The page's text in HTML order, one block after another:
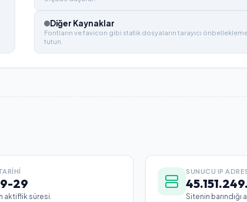
Diğer Kaynaklar
Fontların ve favicon gibi statik dosyaların tarayıcı
tutun.
29
aktiflik süresi.
SUNUCU IP
Sitenin barındığı